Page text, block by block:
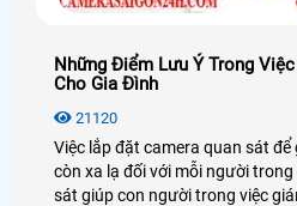
Những Điểm Lưu Ý Trong
Cho Gia Đình
21120
Việc lắp đặt camera quan sát
còn xa lạ đối với mỗi người
sát giúp con người trong việc